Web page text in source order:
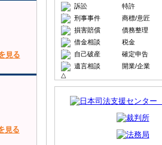
訴訟 特許
刑事事件
商標/意匠
損害賠償
債務整理
借金相談
税金
自己破産
確定申告
遺言相談
開業/企業